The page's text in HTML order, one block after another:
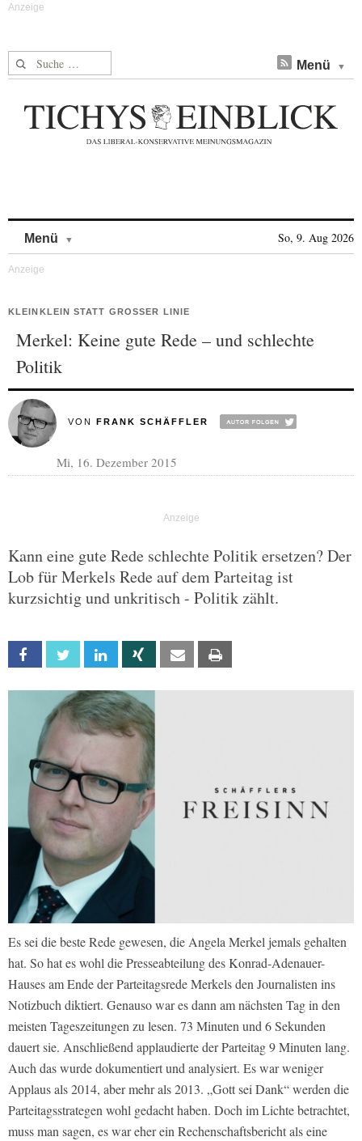
Suche nach: Menü
Menü So, 9. Aug 2026
KLEINKLEIN STATT GROSSER LINIE
Merkel: Keine gute Rede – und schlechte
Politik
VON FRANK SCHÄFFLER
Mi, 16. Dezember 2015
Kann eine gute Rede schlechte Politik ersetzen? Der
Lob für Merkels Rede auf dem Parteitag ist
kurzsichtig und unkritisch - Politik zählt.
Facebook Twitter Linkedin Xing Email
Es sei die beste Rede gewesen, die Angela Merkel jemals gehalten
hat. So hat es wohl die Presseabteilung des Konrad-Adenauer-
Hauses am Ende der Parteitagsrede Merkels den Journalisten ins
Notizbuch diktiert. Genauso war es dann am nächsten Tag in den
meisten Tageszeitungen zu lesen. 73 Minuten und 6 Sekunden
dauert sie. Anschließend applaudierte der Parteitag 9 Minuten lang.
Auch das wurde dokumentiert und analysiert. Es war weniger
Applaus als 2014, aber mehr als 2013. „Gott sei Dank“ werden die
Parteitagsstrategen wohl gedacht haben. Doch im Lichte betrachtet,
muss man sagen, es war eher ein Rechenschaftsbericht als eine